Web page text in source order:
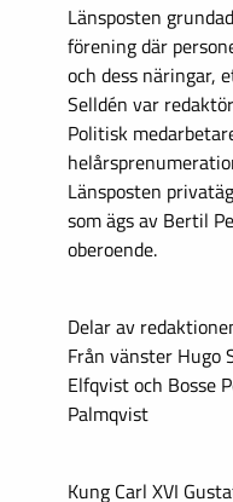
Länsposten
förening där
och dess näringar,
Selldén var
Politisk
Länsposten
som ägs av Bertil
oberoende.
Delar av
Från vänster Hugo
Elfqvist och Bosse
Palmqvist
Kung Carl XVI